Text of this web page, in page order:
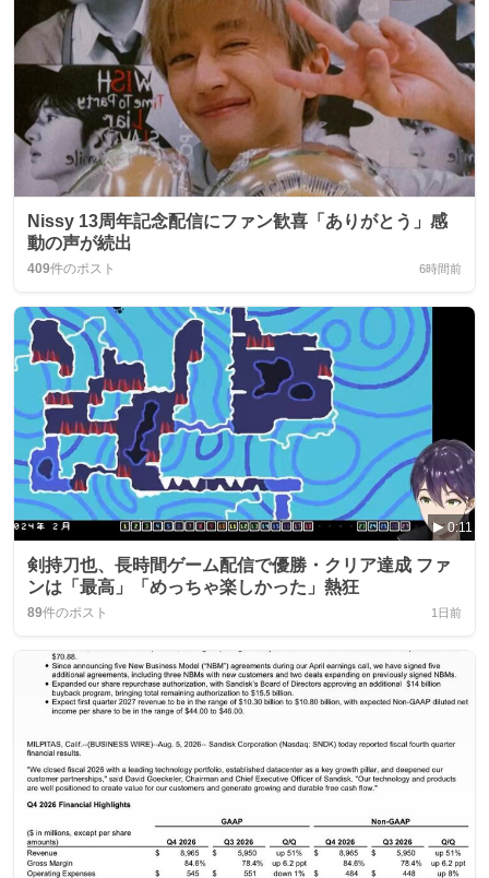
Nissy 13周年記念配信にファン歓喜「ありがとう」感
動の声が続出
409件のポスト 6時間前
0:11
剣持刀也、長時間ゲーム配信で優勝・クリア達成 ファ
ンは「最高」「めっちゃ楽しかった」熱狂
89件のポスト 1日前